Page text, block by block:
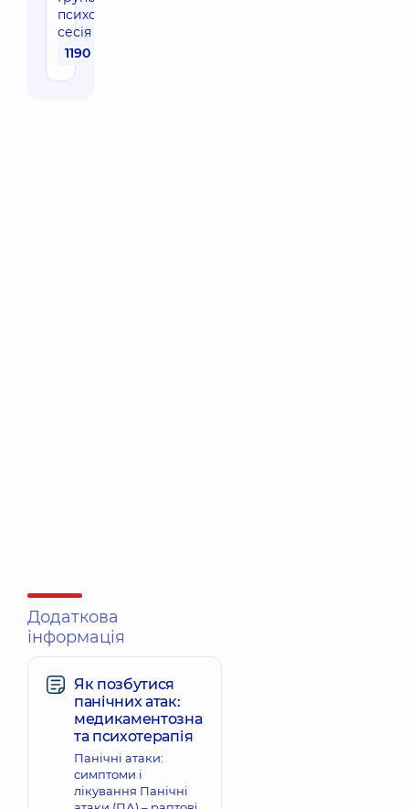
психотерапевтична
сесія
1190 грн
Додаткова
інформація
Як позбутися
панічних атак:
медикаментозна
та психотерапія
Панічні атаки:
симптоми і
лікування Панічні